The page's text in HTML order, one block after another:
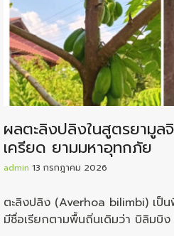
ผลตะลิงปลิงในสูตรยามู
เครียด ยามมหาอุทกภัย
admin 13 กรกฎาคม 2026
ตะลิงปลิง (Averhoa bilimbi) เป็น
มีชื่อเรียกตามพื้นถิ่นเดิมว่า บิลิมบิ